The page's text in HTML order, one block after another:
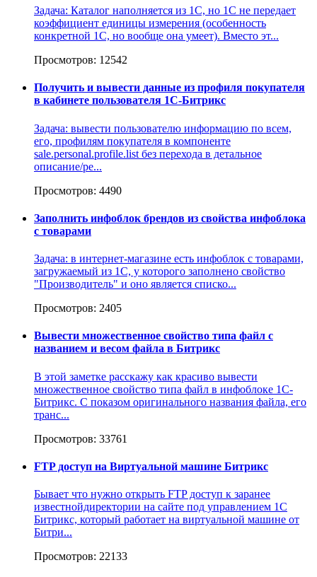
Задача: Каталог наполняется из 1С, но 1С не передает
коэффициент единицы измерения (особенность
конкретной 1С, но вообще она умеет). Вместо эт...
Просмотров: 12542
Получить и вывести данные из профиля покупателя
в кабинете пользователя 1С-Битрикс
Задача: вывести пользователю информацию по всем,
его, профилям покупателя в компоненте
sale.personal.profile.list без перехода в детальное
описание/ре...
Просмотров: 4490
Заполнить инфоблок брендов из свойства инфоблока
с товарами
Задача: в интернет-магазине есть инфоблок с товарами,
загружаемый из 1С, у которого заполнено свойство
"Производитель" и оно является списко...
Просмотров: 2405
Вывести множественное свойство типа файл с
названием и весом файла в Битрикс
В этой заметке расскажу как красиво вывести
множественное свойство типа файл в инфоблоке 1С-
Битрикс. С показом оригинального названия файла, его
транс...
Просмотров: 33761
FTP доступ на Виртуальной машине Битрикс
Бывает что нужно открыть FTP доступ к заранее
известнойдиректории на сайте под управлением 1С
Битрикс, который работает на виртуальной машине от
Битри...
Просмотров: 22133